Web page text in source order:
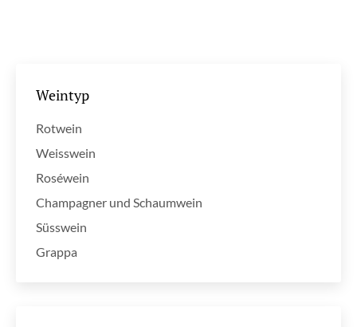
Weintyp
Rotwein
Weisswein
Roséwein
Champagner und Schaumwein
Süsswein
Grappa